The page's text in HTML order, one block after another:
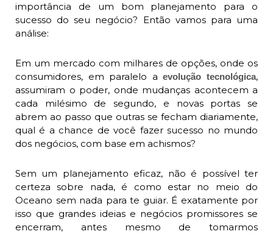
importância de um bom planejamento para o
sucesso do seu negócio? Então vamos para uma
análise:
Em um mercado com milhares de opções, onde os
consumidores, em paralelo aevolução tecnológica,
assumiram o poder, onde mudanças acontecem a
cada milésimo de segundo, e novas portas se
abrem ao passo que outras se fecham diariamente,
qual é a chance de você fazer sucesso no mundo
dos negócios, com base em achismos?
Sem um planejamento eficaz, não é possível ter
certeza sobre nada, é como estar no meio do
Oceano sem nada para te guiar. É exatamente por
isso que grandes ideias e negócios promissores se
encerram, antes mesmo de tomarmos